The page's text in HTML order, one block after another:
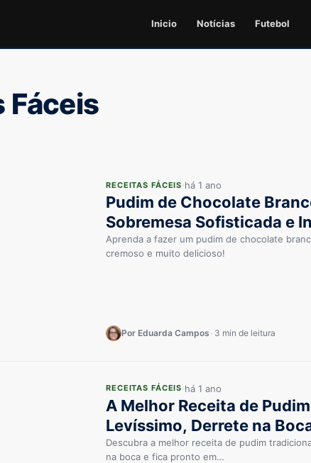
Inicio Notícias Futebol
Fáceis
RECEITAS FÁCEIS há 1 ano
Pudim de Chocolate
Sobremesa Sofisticada e
Aprenda a fazer um pudim de chocolate
cremoso e muito delicioso!
Por Eduarda Campos 3 min de leitura
RECEITAS FÁCEIS há 1 ano
A Melhor Receita de
Levíssimo, Derrete na
Descubra a melhor receita de pudim
na boca e fica pronto em…